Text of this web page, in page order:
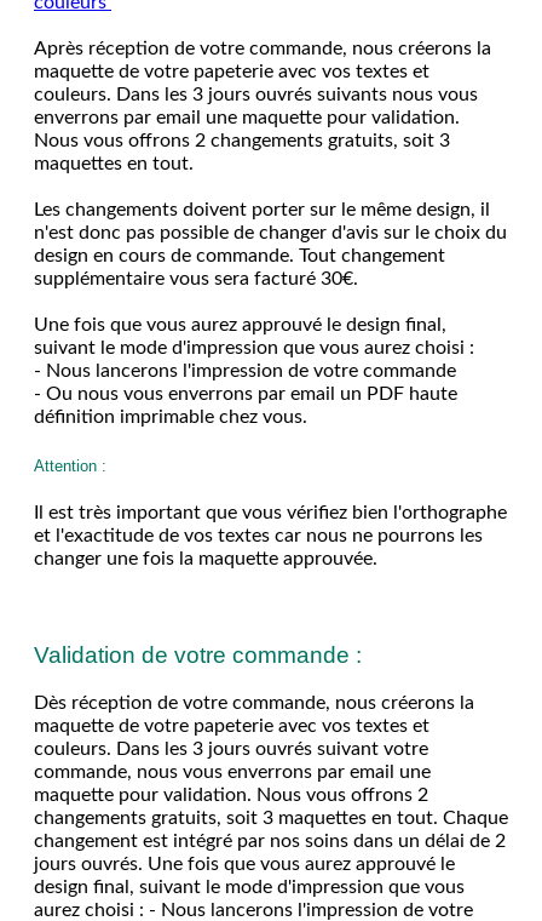
Après réception de votre commande, nous créerons la
maquette de votre papeterie avec vos textes et
couleurs. Dans les 3 jours ouvrés suivants nous vous
enverrons par email une maquette pour validation.
Nous vous offrons 2 changements gratuits, soit 3
maquettes en tout.
Les changements doivent porter sur le même design, il
n'est donc pas possible de changer d'avis sur le choix du
design en cours de commande. Tout changement
supplémentaire vous sera facturé 30€.
Une fois que vous aurez approuvé le design final,
suivant le mode d'impression que vous aurez choisi :
- Nous lancerons l'impression de votre commande
- Ou nous vous enverrons par email un PDF haute
définition imprimable chez vous.
Attention :
Il est très important que vous vérifiez bien l'orthographe
et l'exactitude de vos textes car nous ne pourrons les
changer une fois la maquette approuvée.
Validation de votre commande :
Dès réception de votre commande, nous créerons la
maquette de votre papeterie avec vos textes et
couleurs. Dans les 3 jours ouvrés suivant votre
commande, nous vous enverrons par email une
maquette pour validation. Nous vous offrons 2
changements gratuits, soit 3 maquettes en tout. Chaque
changement est intégré par nos soins dans un délai de 2
jours ouvrés. Une fois que vous aurez approuvé le
design final, suivant le mode d'impression que vous
aurez choisi : - Nous lancerons l'impression de votre